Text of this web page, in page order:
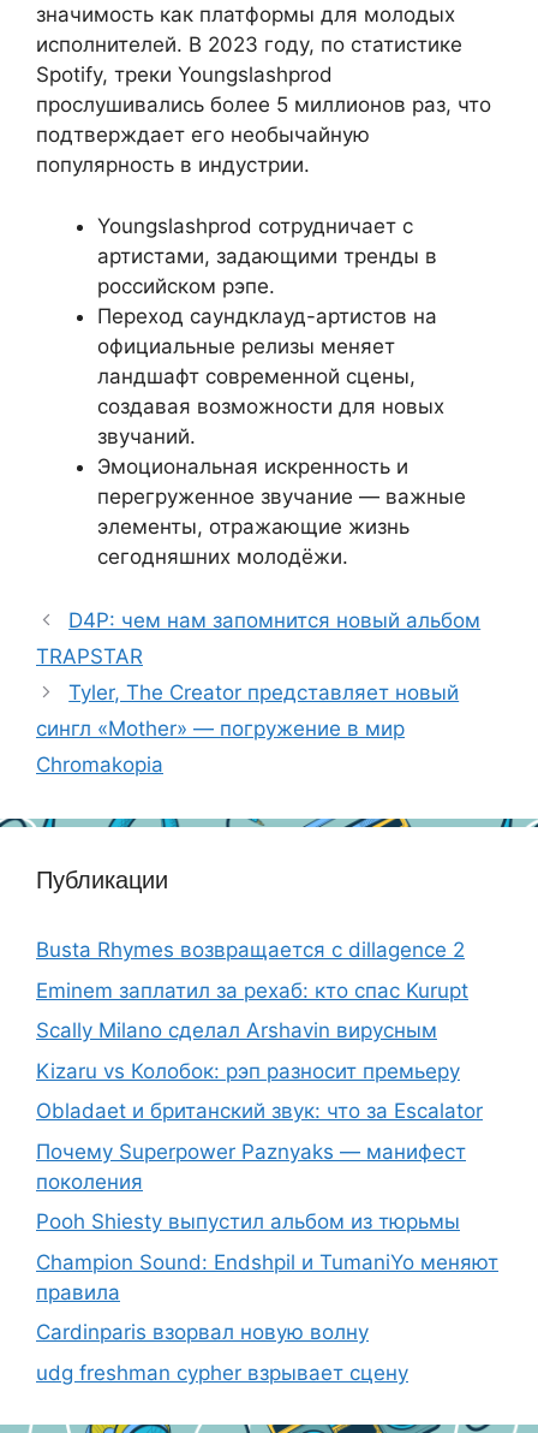
значимость как платформы для молодых
исполнителей. В 2023 году, по статистике
Spotify, треки Youngslashprod
прослушивались более 5 миллионов раз, что
подтверждает его необычайную
популярность в индустрии.
Youngslashprod сотрудничает с
артистами, задающими тренды в
российском рэпе.
Переход саундклауд-артистов на
официальные релизы меняет
ландшафт современной сцены,
создавая возможности для новых
звучаний.
Эмоциональная искренность и
перегруженное звучание — важные
элементы, отражающие жизнь
сегодняшних молодёжи.
D4P: чем нам запомнится новый альбом
TRAPSTAR
Tyler, The Creator представляет новый
сингл «Mother» — погружение в мир
Chromakopia
Публикации
Busta Rhymes возвращается с dillagence 2
Eminem заплатил за рехаб: кто спас Kurupt
Scally Milano сделал Arshavin вирусным
Kizaru vs Колобок: рэп разносит премьеру
Obladaet и британский звук: что за Escalator
Почему Superpower Paznyaks — манифест
поколения
Pooh Shiesty выпустил альбом из тюрьмы
Champion Sound: Endshpil и TumaniYo меняют
правила
Cardinparis взорвал новую волну
udg freshman cypher взрывает сцену